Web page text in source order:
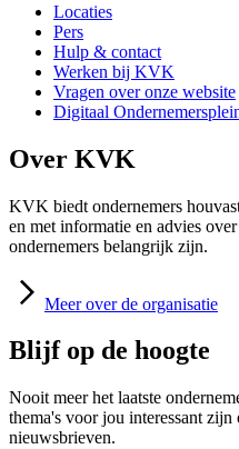
Locaties
Pers
Hulp & contact
Werken bij KVK
Vragen over onze website
Digitaal
Over KVK
KVK biedt ondernemers
en met informatie en advies
ondernemers belangrijk zijn.
Meer over de organisatie
Blijf op de hoogte
Nooit meer het laatste
thema's voor jou interessant
nieuwsbrieven.